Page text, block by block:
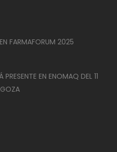
FARMAFORUM 2025
EN ENOMAQ DEL 11